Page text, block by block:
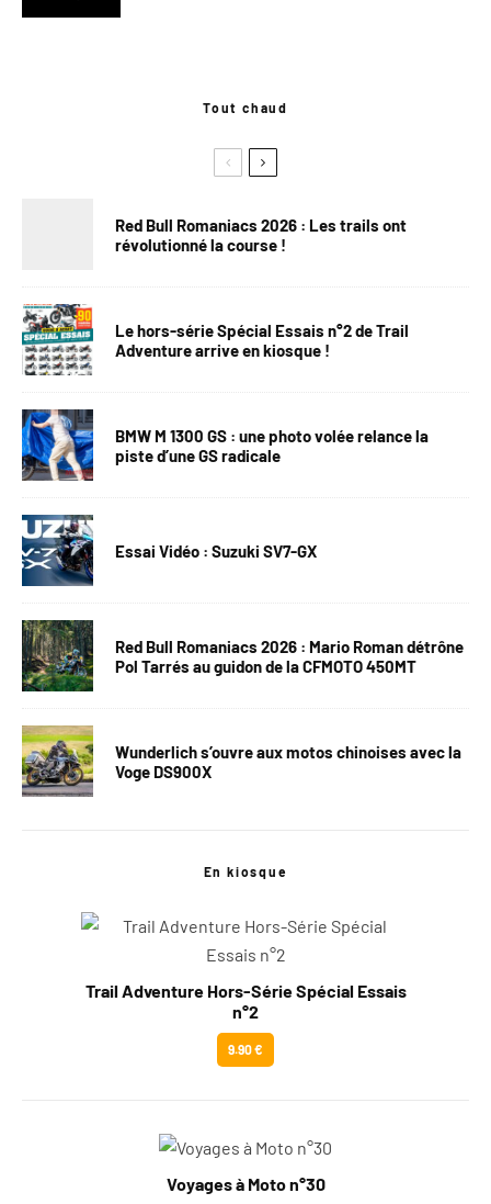
Tout chaud
Red Bull Romaniacs 2026 : Les trails ont
révolutionné la course !
Le hors-série Spécial Essais n°2 de Trail
Adventure arrive en kiosque !
BMW M 1300 GS : une photo volée relance la
piste d’une GS radicale
Essai Vidéo : Suzuki SV7-GX
Red Bull Romaniacs 2026 : Mario Roman détrône
Pol Tarrés au guidon de la CFMOTO 450MT
Wunderlich s’ouvre aux motos chinoises avec la
Voge DS900X
En kiosque
Trail Adventure Hors-Série Spécial Essais
n°2
9.90 €
Voyages à Moto n°30